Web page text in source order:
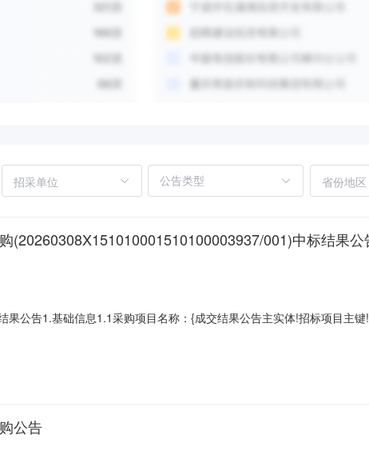
招采单位 省份地区
(20260308X151010001510100003937/001)中标结果公
公告1.基础信息1.1采购项目名称：{成交结果公告主实体!招标项目主
告主实体!公示截止时间}。2.成交结果中标供应商中标含税金额中标无税
公告